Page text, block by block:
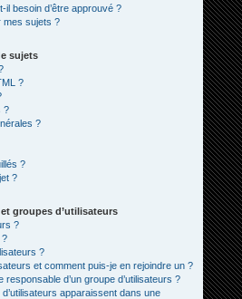
il besoin d’être approuvé ?
mes sujets ?
sujets
?
?
?
?
?
groupes d’utilisateurs
?
?
et comment puis-je en rejoindre un ?
d’un groupe d’utilisateurs ?
apparaissent dans une